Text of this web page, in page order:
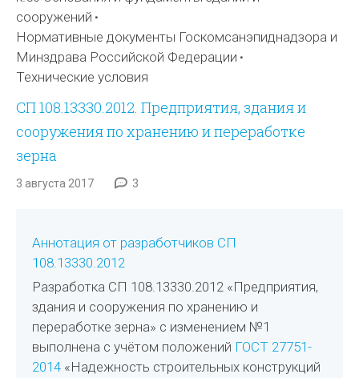
сооружений
Нормативные документы Госкомсанэпиднадзора и
Минздрава Российской Федерации
Технические условия
СП 108.13330.2012. Предприятия, здания и
сооружения по хранению и переработке
зерна
3 августа 2017 3
Аннотация от разработчиков СП
108.13330.2012
Разработка СП 108.13330.2012 «Предприятия,
здания и сооружения по хранению и
переработке зерна» с изменением №1
выполнена с учётом положений ГОСТ 27751-
2014 «Надежность строительных конструкций